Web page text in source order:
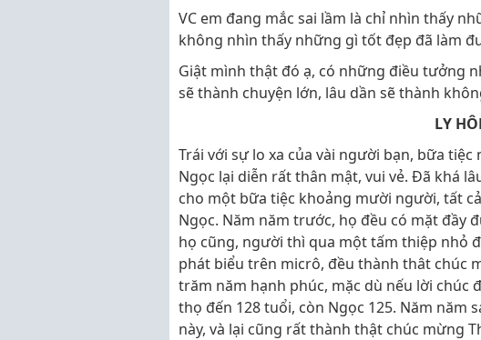
VC em đang mắc sai lầm là chỉ nhìn thấy
không nhìn thấy những gì tốt đẹp đã làm
Giật mình thật đó ạ, có những điều tưởng
sẽ thành chuyện lớn, lâu dần sẽ thành
LY
Trái với sự lo xa của vài người bạn, bữa
Ngọc lại diễn rất thân mật, vui vẻ. Đã khá
cho một bữa tiệc khoảng mười người, tất
Ngọc. Năm năm trước, họ đều có mặt đầy
họ cũng, người thì qua một tấm thiệp nhỏ
phát biểu trên micrô, đều thành thât chúc
trăm năm hạnh phúc, mặc dù nếu lời chúc
thọ đến 128 tuổi, còn Ngọc 125. Năm năm
này, và lại cũng rất thành thật chúc mừng